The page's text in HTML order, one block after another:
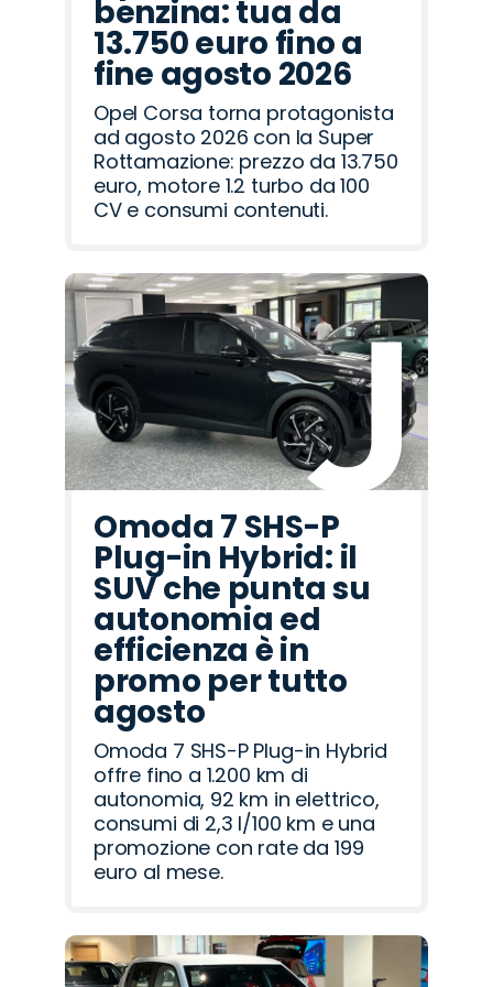
benzina: tua da
13.750 euro fino a
fine agosto 2026
Opel Corsa torna protagonista
ad agosto 2026 con la Super
Rottamazione: prezzo da 13.750
euro, motore 1.2 turbo da 100
CV e consumi contenuti.
Omoda 7 SHS-P
Plug-in Hybrid: il
SUV che punta su
autonomia ed
efficienza è in
promo per tutto
agosto
Omoda 7 SHS-P Plug-in Hybrid
offre fino a 1.200 km di
autonomia, 92 km in elettrico,
consumi di 2,3 l/100 km e una
promozione con rate da 199
euro al mese.